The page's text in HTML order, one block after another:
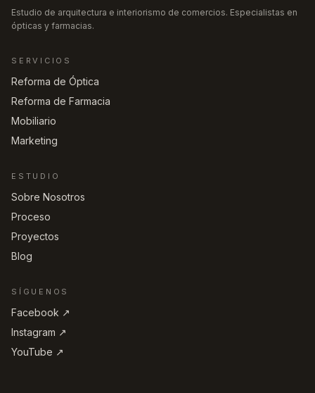
Estudio de arquitectura e interiorismo de comercios. Especialistas en
ópticas y farmacias.
SERVICIOS
Reforma de Óptica
Reforma de Farmacia
Mobiliario
Marketing
ESTUDIO
Sobre Nosotros
Proceso
Proyectos
Blog
SÍGUENOS
Facebook ↗︎
Instagram ↗︎
YouTube ↗︎